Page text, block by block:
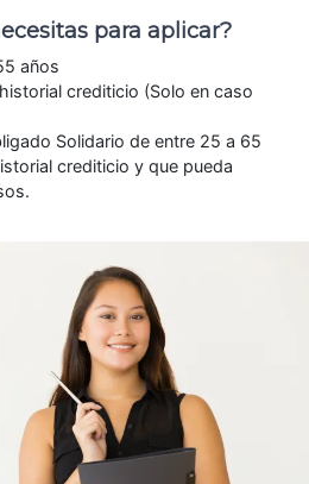
para aplicar?
años
crediticio (Solo en caso
Solidario de entre 25 a 65
crediticio y que pueda